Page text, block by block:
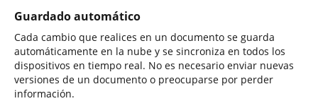
Guardado automático
Cada cambio que realices en un documento se guarda
automáticamente en la nube y se sincroniza en todos los
dispositivos en tiempo real. No es necesario enviar nuevas
versiones de un documento o preocuparse por perder
información.